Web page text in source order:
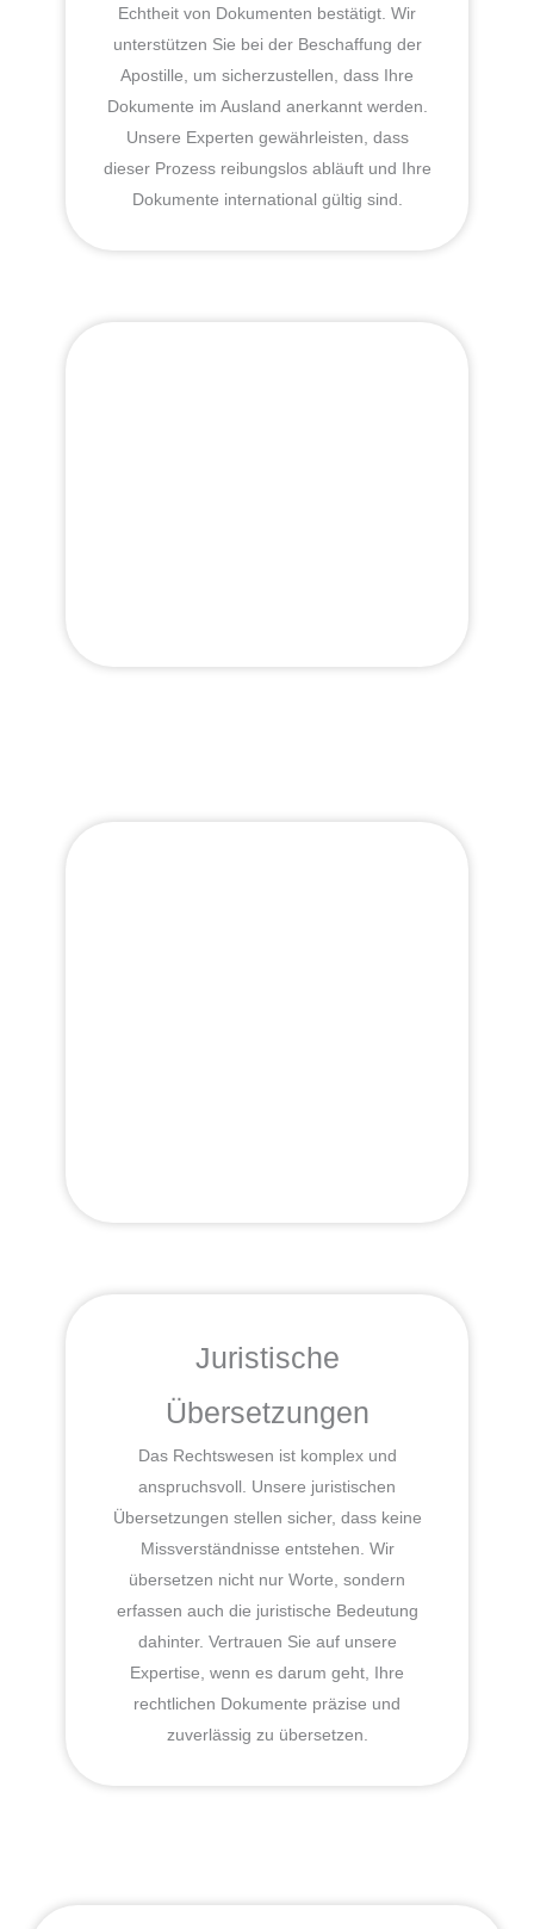
Echtheit von Dokumenten bestätigt. Wir
unterstützen Sie bei der Beschaffung der
Apostille, um sicherzustellen, dass Ihre
Dokumente im Ausland anerkannt werden.
Unsere Experten gewährleisten, dass
dieser Prozess reibungslos abläuft und Ihre
Dokumente international gültig sind.
Juristische
Übersetzungen
Das Rechtswesen ist komplex und
anspruchsvoll. Unsere juristischen
Übersetzungen stellen sicher, dass keine
Missverständnisse entstehen. Wir
übersetzen nicht nur Worte, sondern
erfassen auch die juristische Bedeutung
dahinter. Vertrauen Sie auf unsere
Expertise, wenn es darum geht, Ihre
rechtlichen Dokumente präzise und
zuverlässig zu übersetzen.